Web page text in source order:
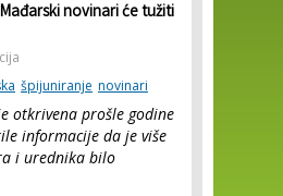
novinari će tužiti
špijuniranje novinari
otkrivena prošle godine
informacije da je više
i urednika bilo